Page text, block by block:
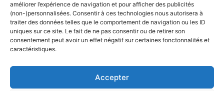
améliorer l’expérience de navigation et pour afficher des publicités
(non-)personnalisées. Consentir à ces technologies nous autorisera à
traiter des données telles que le comportement de navigation ou les ID
uniques sur ce site. Le fait de ne pas consentir ou de retirer son
consentement peut avoir un effet négatif sur certaines fonctonnalités et
caractéristiques.
Accepter
le trek et le raid nautique
BoatingAds, le site d’annonces bateaux
européen
Stock images byDepositphotos